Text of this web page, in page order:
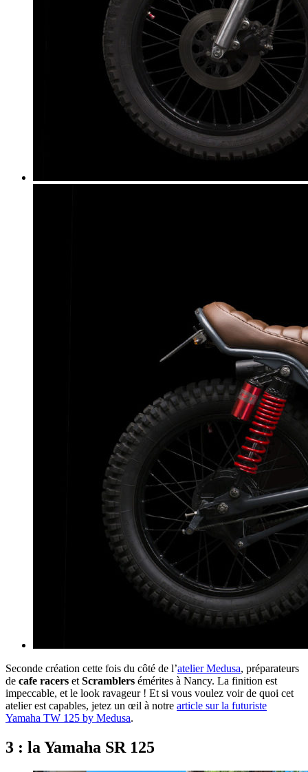
Seconde création cette fois du côté de l’atelier Medusa, préparateurs
de cafe racers etScramblers émérites à Nancy. La finition est
impeccable, et le look ravageur ! Et si vous voulez voir de quoi cet
atelier est capables, jetez un œil à notre article sur la futuriste
Yamaha TW 125 by Medusa.
3 : la Yamaha SR 125